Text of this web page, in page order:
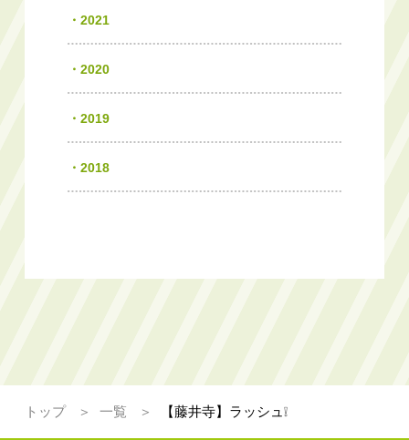
2021
2020
2019
2018
トップ 一覧 【藤井寺】ラッシュ❕